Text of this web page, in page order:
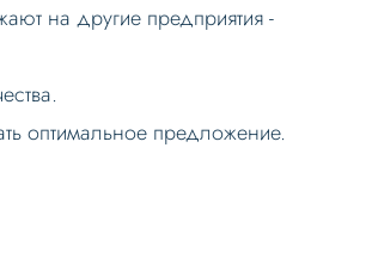
на другие предприятия -
оптимальное предложение.